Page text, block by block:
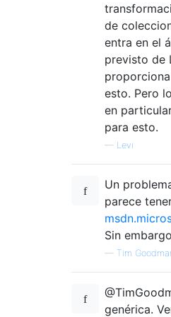
de
entra en el
previsto de
esto. Pero
en
para esto.
— Levi
Un
parece
Sin
— Tim
genérica.